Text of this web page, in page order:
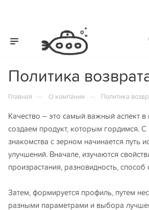
Политика
Главная — О компании — Политика
Качество – это самый важный аспект
создаем продукт, которым гордимся.
знакомства с зерном начинается путь
улучшений. Вначале, изучаются
произрастания, разновидность, способ
Затем, формируется профиль, путем
разными параметрами и выбора